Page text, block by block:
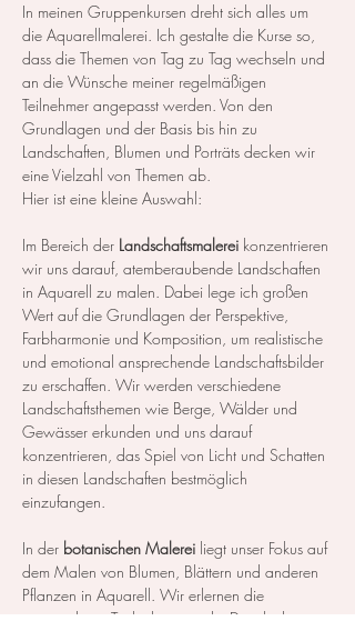
In meinen Gruppenkursen dreht sich alles um
die Aquarellmalerei. Ich gestalte die Kurse so,
dass die Themen von Tag zu Tag wechseln und
an die Wünsche meiner regelmäßigen
Teilnehmer angepasst werden. Von den
Grundlagen und der Basis bis hin zu
Landschaften, Blumen und Porträts decken wir
eine Vielzahl von Themen ab.
Hier ist eine kleine Auswahl:
Im Bereich der Landschaftsmalerei konzentrieren
wir uns darauf, atemberaubende Landschaften
in Aquarell zu malen. Dabei lege ich großen
Wert auf die Grundlagen der Perspektive,
Farbharmonie und Komposition, um realistische
und emotional ansprechende Landschaftsbilder
zu erschaffen. Wir werden verschiedene
Landschaftsthemen wie Berge, Wälder und
Gewässer erkunden und uns darauf
konzentrieren, das Spiel von Licht und Schatten
in diesen Landschaften bestmöglich
einzufangen.
In der botanischen Malerei liegt unser Fokus auf
dem Malen von Blumen, Blättern und anderen
Pflanzen in Aquarell. Wir erlernen die
notwendigen Techniken, um die Details der